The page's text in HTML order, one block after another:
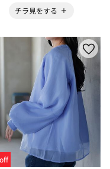
チラ見をする